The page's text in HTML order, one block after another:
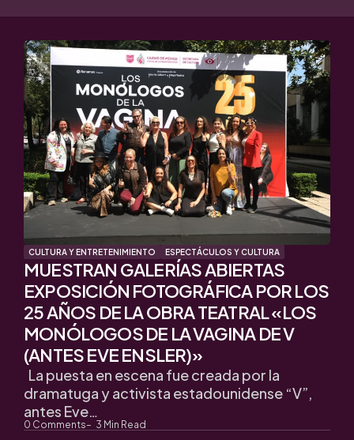
CULTURA Y ENTRETENIMIENTO ESPECTÁCULOS Y CULTURA
MUESTRAN GALERÍAS ABIERTAS
EXPOSICIÓN FOTOGRÁFICA POR LOS
25 AÑOS DE LA OBRA TEATRAL «LOS
MONÓLOGOS DE LA VAGINA DE V
(ANTES EVE ENSLER)»
0 Comments 3 Min Read
La puesta en escena fue creada por la
dramatuga y activista estadounidense “V”,
antes Eve…